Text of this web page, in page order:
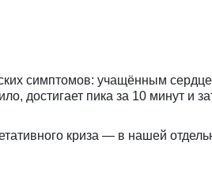
симптомов: учащённым
достигает пика за 10 минут и
криза — в нашей